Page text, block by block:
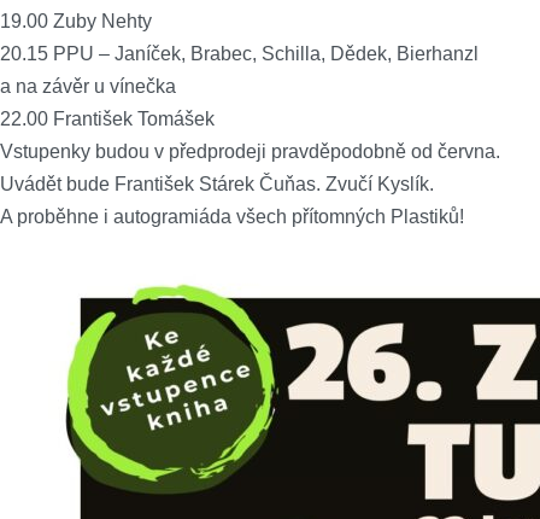
19.00 Zuby Nehty
20.15 PPU – Janíček, Brabec, Schilla, Dědek, Bierhanzl
a na závěr u vínečka
22.00 František Tomášek
Vstupenky budou v předprodeji pravděpodobně od června.
Uvádět bude František Stárek Čuňas. Zvučí Kyslík.
A proběhne i autogramiáda všech přítomných Plastiků!